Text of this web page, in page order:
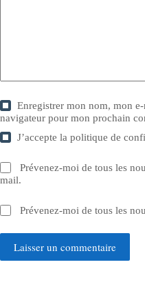
Enregistrer mon nom, mon
navigateur pour mon prochain
J’accepte lapolitique de
Prévenez-moi de tous les
mail.
Prévenez-moi de tous les
Laisser un commentaire